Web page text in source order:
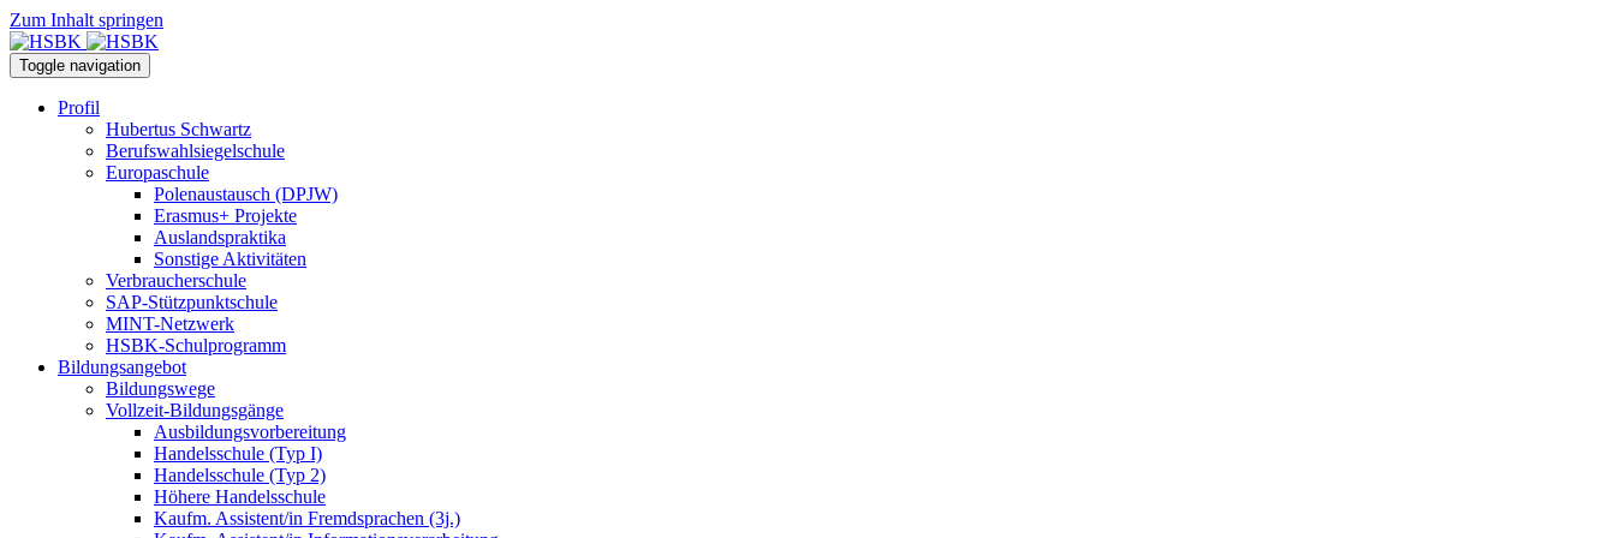
Zum Inhalt springen
Toggle navigation
Profil
Hubertus Schwartz
Berufswahlsiegelschule
Europaschule
Polenaustausch (DPJW)
Erasmus+ Projekte
Auslandspraktika
Sonstige Aktivitäten
Verbraucherschule
SAP-Stützpunktschule
MINT-Netzwerk
HSBK-Schulprogramm
Bildungsangebot
Bildungswege
Vollzeit-Bildungsgänge
Ausbildungsvorbereitung
Handelsschule (Typ I)
Handelsschule (Typ 2)
Höhere Handelsschule
Kaufm. Assistent/in­ Fremdsprachen (3j.)